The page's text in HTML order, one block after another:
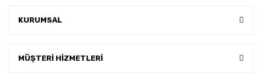
KURUMSAL
MÜŞTERİ HİZMETLERİ